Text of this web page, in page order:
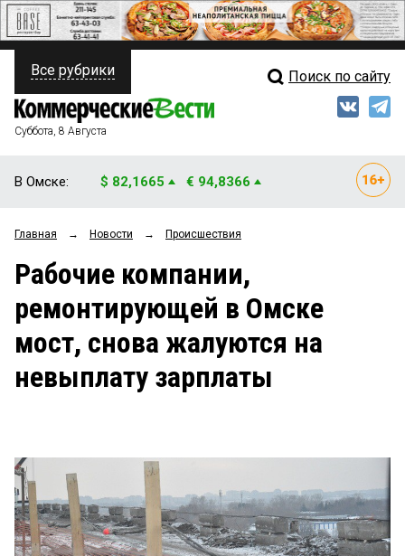
ПОЛИТИКА
ФИНАНСЫ
ОБЩЕСТВО
ЗАКОН
НОВОСТИ КОМПАНИЙ
Свежий выпуск
Мнения
Рейтинги
Блоги
Архив
Все рубрики Поиск по сайту
Суббота, 8 Августа
В Омске: $ 82,1665 € 94,8366
Главная → Новости → Происшествия
Рабочие компании,
ремонтирующей в Омске
мост, снова жалуются на
невыплату зарплаты